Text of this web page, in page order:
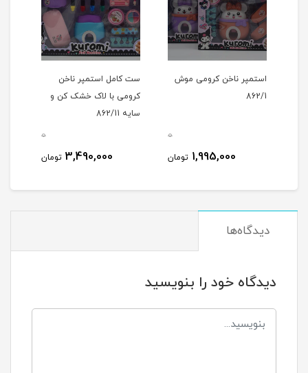
استمپر ناخن کرومی موش
862/1
0
1,995,000 تومان
ست کامل استمپر ناخن
کرومی با لاک خشک کن و
سایه 862/11
0
3,490,000 تومان
دیدگاه‌ها
دیدگاه خود را بنویسید